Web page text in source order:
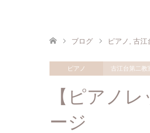
ブログ ピアノ 古江
ピアノ 古江台第二教
【ピアノ
ージ